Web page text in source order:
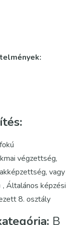
végzettség,
vagy
Általános képzési
8. osztály
B